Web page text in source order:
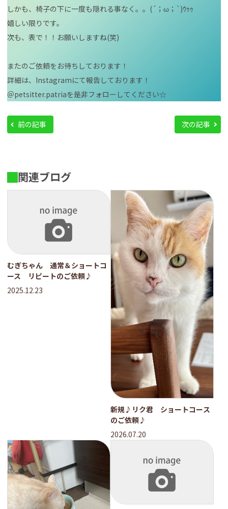
しかも、椅子の下に一度も隠れる事なく。。(´；ω；`)ｳｩｩ
嬉しい限りです。
次も、表で！！お願いしますね(笑)
またのご依頼をお待ちしております！
詳細は、Instagramにて報告しております！
＠petsitter.patriaを是非フォローしてください☆
前の記事 次の記事
関連ブログ
むぎちゃん 通常＆ショートコ
ース リピートのご依頼♪
2025.12.23
新規♪リク君 ショートコース
のご依頼♪
2026.07.20